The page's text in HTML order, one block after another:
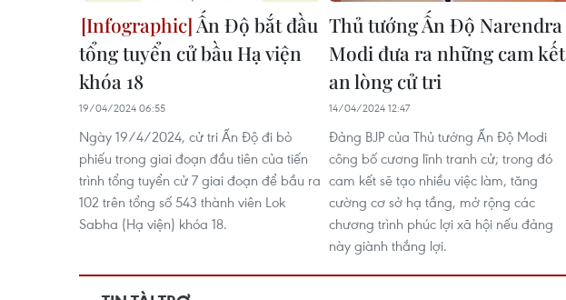
Ấn Độ bắt đầu
tổng tuyển cử bầu Hạ viện
khóa 18
19/04/2024 06:55
Ngày 19/4/2024, cử tri Ấn Độ đi bỏ
phiếu trong giai đoạn đầu tiên của tiến
trình tổng tuyển cử 7 giai đoạn để bầu ra
102 trên tổng số 543 thành viên Lok
Sabha (Hạ viện) khóa 18.
Thủ tướng Ấn Độ Narendra
Modi đưa ra những cam kết
an lòng cử tri
14/04/2024 12:47
Đảng BJP của Thủ tướng Ấn Độ Modi
công bố cương lĩnh tranh cử; trong đó
cam kết sẽ tạo nhiều việc làm, tăng
cường cơ sở hạ tầng, mở rộng các
chương trình phúc lợi xã hội nếu đảng
này giành thắng lợi.